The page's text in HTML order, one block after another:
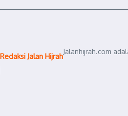
Redaksi Jalan Hijrah
Jalanhijrah.com